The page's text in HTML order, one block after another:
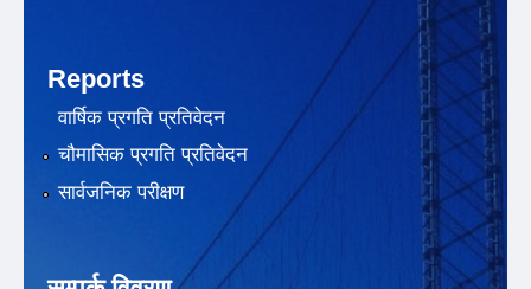
Reports
वार्षिक प्रगति प्रतिवेदन
चौमासिक प्रगति प्रतिवेदन
सार्वजनिक परीक्षण